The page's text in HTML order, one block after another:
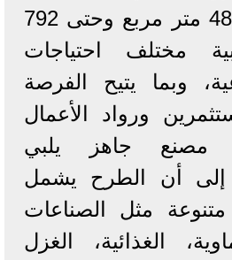
متنوعة تبدأ من 48 متر مربع وحتى 792
مختلف احتياجات
وبما يتيح الفرصة
ورواد الأعمال
مصنع جاهز يلبي
إلى أن الطرح يشمل
مثل الصناعات
الغذائية، الغزل